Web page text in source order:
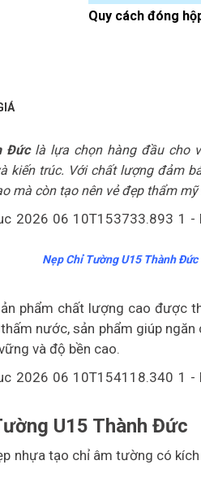
Quy cách đóng
Đứclà lựa chọn hàng đầu cho
kiến trúc. Với chất lượng đảm
mà còn tạo nên vẻ đẹp thẩm
Nẹp Chỉ Tường U15 Thành Đức
phẩm chất lượng cao được
nước, sản phẩm giúp
và độ bền cao.
U15 Thành Đức
nhựa tạo chỉ âm tường có